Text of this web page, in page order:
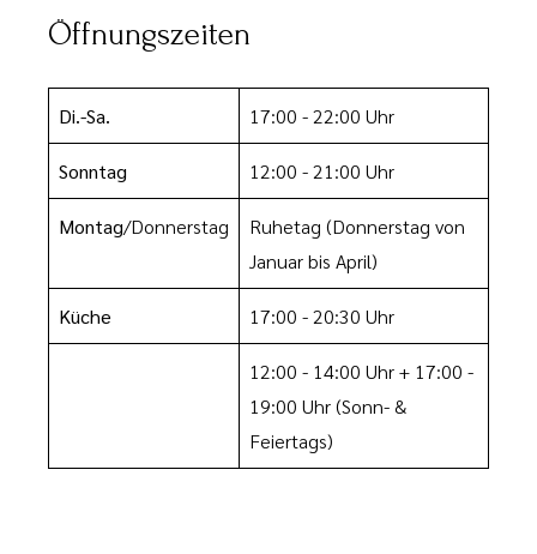
Öffnungszeiten
Di.-Sa. 17:00 - 22:00 Uhr
Sonntag 12:00 - 21:00 Uhr
Montag/Donnerstag Ruhetag (Donnerstag von
Januar bis April)
Küche 17:00 - 20:30 Uhr
12:00 - 14:00 Uhr+ 17:00 -
19:00 Uhr(Sonn- &
Feiertags)